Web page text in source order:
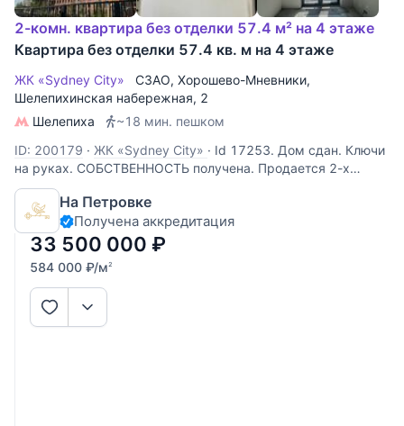
2-комн. квартира без отделки 57.4 м² на 4 этаже
Квартира без отделки 57.4 кв. м на 4 этаже
ЖК «Sydney City» СЗАО, Хорошево-Мневники,
Шелепихинская набережная, 2
Шелепиха
~18 мин. пешком
ID: 200179 · ЖК «Sydney City» · Id 17253. Дом сдан. Ключи
на руках. СОБСТВЕННОСТЬ получена. Продается 2-х
комнатная квартира в ЖК "Sydney City" бизнес-класса по
адресу: г Москва, Шелепихинская набережная , дом
40,корпус 2. От метро ст Шелепиха 15 минут пешком.
Квартира расположена
На Петровке
Получена аккредитация
33 500 000 ₽
584 000 ₽/м2